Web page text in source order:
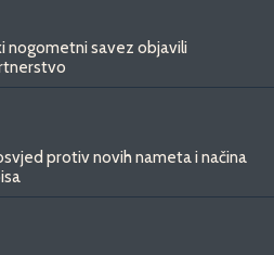
nogometni savez objavili
protiv novih nameta i načina